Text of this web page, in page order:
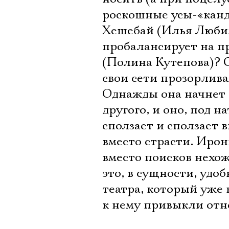
роскошные усы-
Хешебай (Илья
пробалансирует на
(Полина Кутепова)?
свои сети
Однажды она начнет
другого, и оно, под
сползает и
вместо страсти.
вместо поисков
это, в сущности,
театра, который уже
к нему привыкли